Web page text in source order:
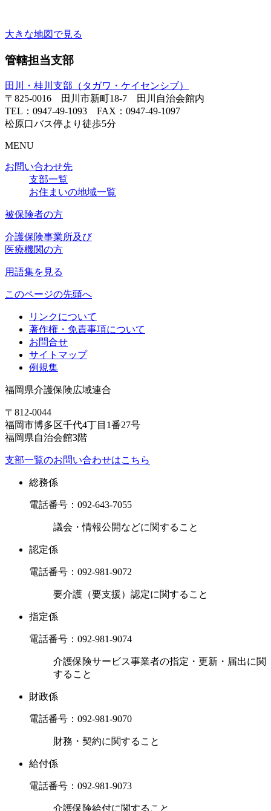
大きな地図で見る
管轄担当支部
田川・桂川支部（タガワ・ケイセンシブ）
〒825-0016 田川市新町18-7 田川自治会館内
TEL：0947-49-1093 FAX：0947-49-1097
松原口バス停より徒歩5分
MENU
お問い合わせ先
支部一覧
お住まいの地域一覧
被保険者の方
介護保険事業所及び
医療機関の方
用語集を見る
このページの先頭へ
リンクについて
著作権・免責事項について
お問合せ
サイトマップ
例規集
福岡県介護保険広域連合
〒812-0044
福岡市博多区千代4丁目1番27号
福岡県自治会館3階
支部一覧のお問い合わせはこちら
総務係
電話番号： 092-643-7055
議会・情報公開などに関すること
認定係
電話番号： 092-981-9072
要介護（要支援）認定に関すること
指定係
電話番号： 092-981-9074
介護保険サービス事業者の指定・更新・届出に関
すること
財政係
電話番号： 092-981-9070
財務・契約に関すること
給付係
電話番号： 092-981-9073
介護保険給付に関すること